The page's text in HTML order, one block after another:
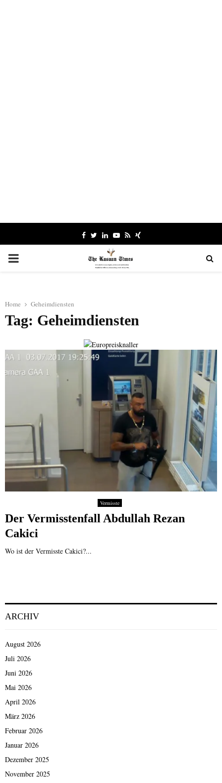
Facebook
TwitterLinkedinYoutube
RssXing
PRIMARY
Home Geheimdiensten
Tag: Geheimdiensten
Vermisste
Der Vermisstenfall Abdullah Rezan
Cakici
Wo ist der Vermisste Cakici?...
ARCHIV
August 2026
Juli 2026
Juni 2026
Mai 2026
April 2026
März 2026
Februar 2026
Januar 2026
Dezember 2025
November 2025